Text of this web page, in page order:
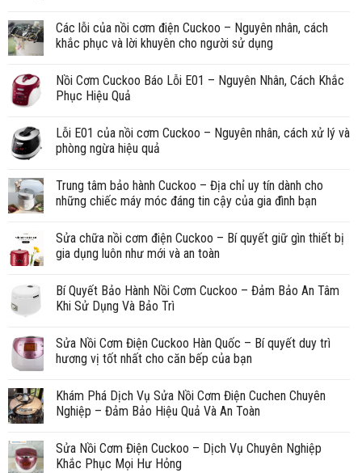
Các lỗi của nồi cơm điện Cuckoo – Nguyên nhân, cách
khắc phục và lời khuyên cho người sử dụng
Nồi Cơm Cuckoo Báo Lỗi E01 – Nguyên Nhân, Cách Khắc
Phục Hiệu Quả
Lỗi E01 của nồi cơm Cuckoo – Nguyên nhân, cách xử lý và
phòng ngừa hiệu quả
Trung tâm bảo hành Cuckoo – Địa chỉ uy tín dành cho
những chiếc máy móc đáng tin cậy của gia đình bạn
Sửa chữa nồi cơm điện Cuckoo – Bí quyết giữ gìn thiết bị
gia dụng luôn như mới và an toàn
Bí Quyết Bảo Hành Nồi Cơm Cuckoo – Đảm Bảo An Tâm
Khi Sử Dụng Và Bảo Trì
Sửa Nồi Cơm Điện Cuckoo Hàn Quốc – Bí quyết duy trì
hương vị tốt nhất cho căn bếp của bạn
Khám Phá Dịch Vụ Sửa Nồi Cơm Điện Cuchen Chuyên
Nghiệp – Đảm Bảo Hiệu Quả Và An Toàn
Sửa Nồi Cơm Điện Cuckoo – Dịch Vụ Chuyên Nghiệp
Khắc Phục Mọi Hư Hỏng